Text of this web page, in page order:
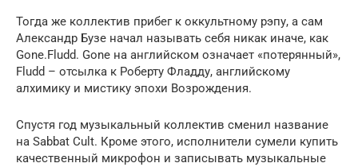
Тогда же коллектив прибег к оккультному рэпу, а сам
Александр Бузе начал называть себя никак иначе, как
Gone.Fludd. Gone на английском означает «потерянный»,
Fludd – отсылка к Роберту Фладду, английскому
алхимику и мистику эпохи Возрождения.
Спустя год музыкальный коллектив сменил название
на Sabbat Cult. Кроме этого, исполнители сумели купить
качественный микрофон и записывать музыкальные